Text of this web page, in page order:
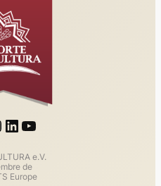
LinkedIn YouTube
e.V.
de
Europe